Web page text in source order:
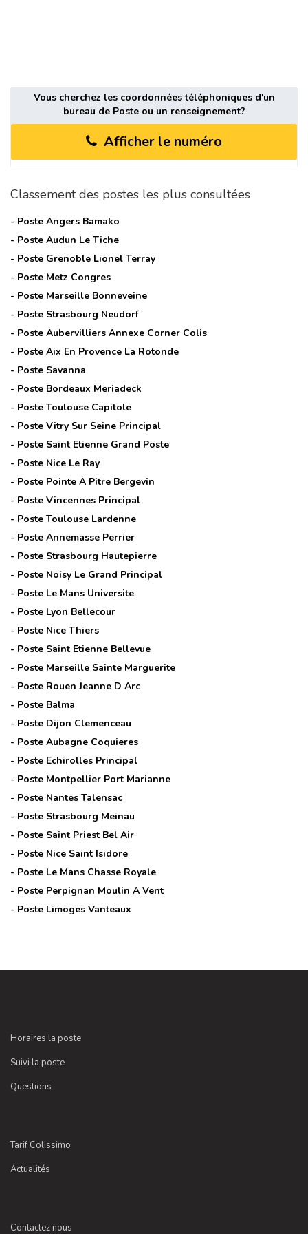
Vous cherchez les coordonnées téléphoniques d'un
bureau de Poste ou un renseignement?
Afficher le numéro
Classement des postes les plus consultées
- Poste Angers Bamako
- Poste Audun Le Tiche
- Poste Grenoble Lionel Terray
- Poste Metz Congres
- Poste Marseille Bonneveine
- Poste Strasbourg Neudorf
- Poste Aubervilliers Annexe Corner Colis
- Poste Aix En Provence La Rotonde
- Poste Savanna
- Poste Bordeaux Meriadeck
- Poste Toulouse Capitole
- Poste Vitry Sur Seine Principal
- Poste Saint Etienne Grand Poste
- Poste Nice Le Ray
- Poste Pointe A Pitre Bergevin
- Poste Vincennes Principal
- Poste Toulouse Lardenne
- Poste Annemasse Perrier
- Poste Strasbourg Hautepierre
- Poste Noisy Le Grand Principal
- Poste Le Mans Universite
- Poste Lyon Bellecour
- Poste Nice Thiers
- Poste Saint Etienne Bellevue
- Poste Marseille Sainte Marguerite
- Poste Rouen Jeanne D Arc
- Poste Balma
- Poste Dijon Clemenceau
- Poste Aubagne Coquieres
- Poste Echirolles Principal
- Poste Montpellier Port Marianne
- Poste Nantes Talensac
- Poste Strasbourg Meinau
- Poste Saint Priest Bel Air
- Poste Nice Saint Isidore
- Poste Le Mans Chasse Royale
- Poste Perpignan Moulin A Vent
- Poste Limoges Vanteaux
Horaires la poste
Suivi la poste
Questions
Tarif Colissimo
Actualités
Contactez nous